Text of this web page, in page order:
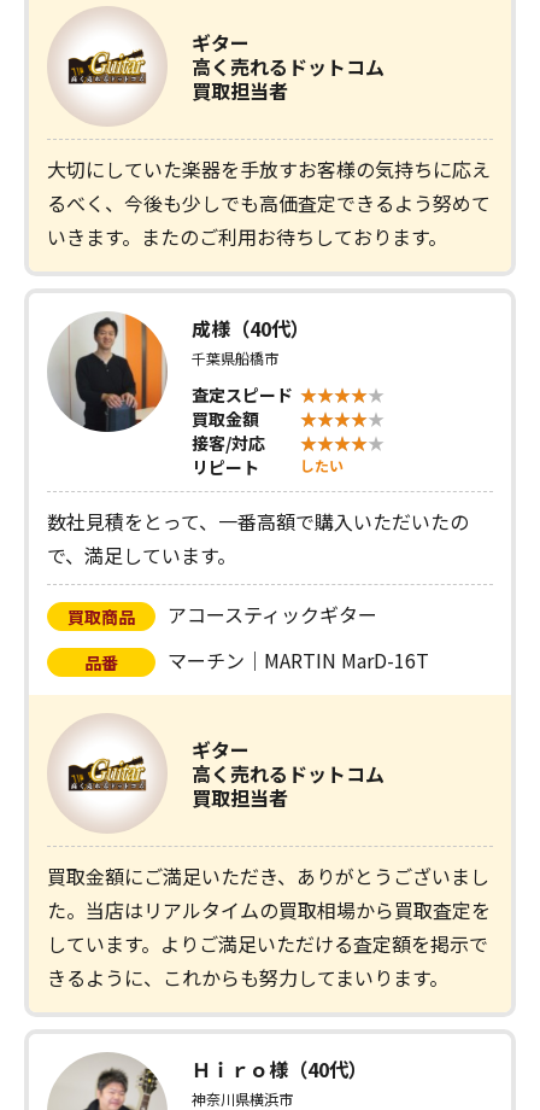
ギター
高く売れるドットコム
買取担当者
大切にしていた楽器を手放すお客様の気持ちに応え
るべく、今後も少しでも高価査定できるよう努めて
いきます。またのご利用お待ちしております。
成様（40代）
千葉県船橋市
査定スピード
買取金額
接客/対応
リピート
したい
数社見積をとって、一番高額で購入いただいたの
で、満足しています。
買取商品 アコースティックギター
品番 マーチン｜MARTIN MarD-16T
ギター
高く売れるドットコム
買取担当者
買取金額にご満足いただき、ありがとうございまし
た。当店はリアルタイムの買取相場から買取査定を
しています。よりご満足いただける査定額を掲示で
きるように、これからも努力してまいります。
Ｈｉｒｏ様（40代）
神奈川県横浜市